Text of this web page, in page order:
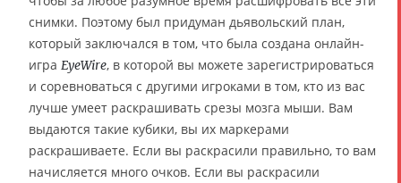
снимки. Поэтому был придуман дьявольский план,
который заключался в том, что была создана онлайн-
игра EyeWire, в которой вы можете зарегистрироваться
и соревноваться с другими игроками в том, кто из вас
лучше умеет раскрашивать срезы мозга мыши. Вам
выдаются такие кубики, вы их маркерами
раскрашиваете. Если вы раскрасили правильно, то вам
начисляется много очков. Если вы раскрасили